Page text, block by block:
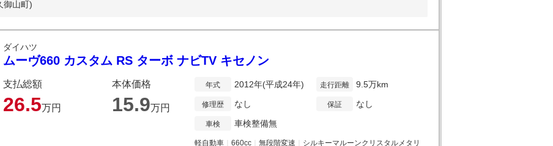
御山町)
ダイハツ
ムーヴ660 カスタム RS ターボ ナビTV キセノン
支払総額
26.5万円
本体価格
15.9万円
年式 2012年(平成24年)
修理歴 なし
車検 車検整備無
走行距離 9.5万km
保証 なし
軽自動車 ｜660cc ｜無段階変速
シルキーマルーンクリスタルメタリ